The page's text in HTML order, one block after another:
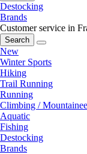
Destocking
Brands
Customer service in
Search
New
Winter Sports
Hiking
Trail Running
Running
Climbing /
Aquatic
Fishing
Destocking
Brands